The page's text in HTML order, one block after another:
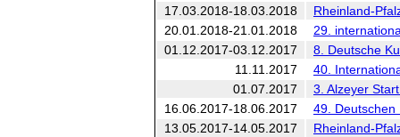
17.03.2018-18.03.2018
Rheinland-
20.01.2018-21.01.2018
29.
01.12.2017-03.12.2017
8. Deutsche
11.11.2017
40.
01.07.2017
3. Alzeyer
16.06.2017-18.06.2017
49. Deutschen
13.05.2017-14.05.2017
Rheinland-